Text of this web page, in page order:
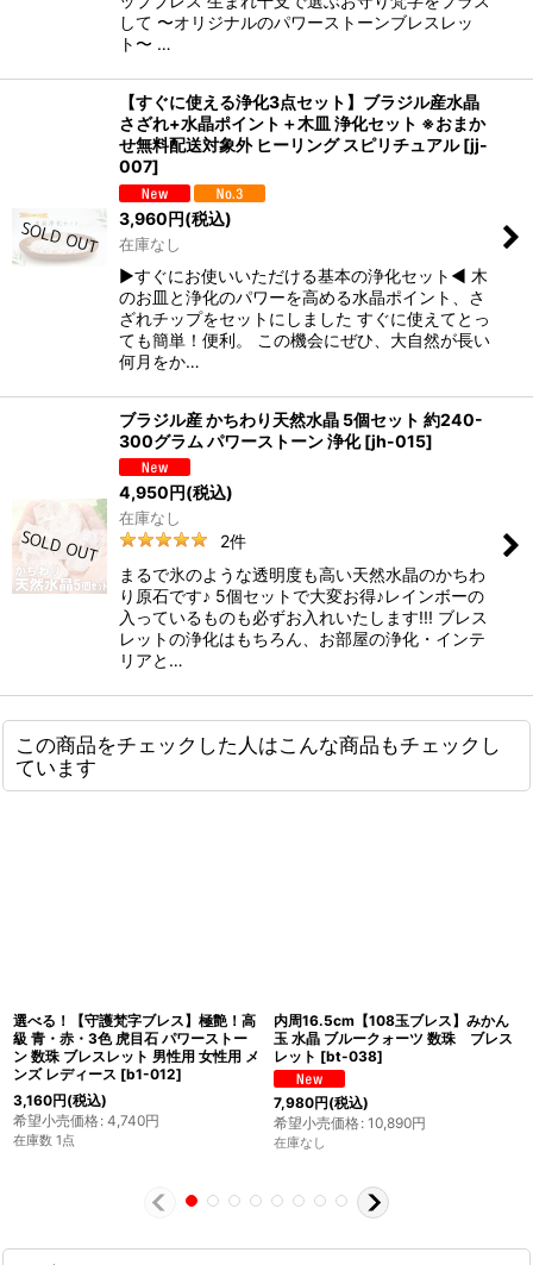
して 〜オリジナルのパワーストーンブレスレッ
ト〜 …
【すぐに使える浄化3点セット】ブラジル産水晶
さざれ+水晶ポイント＋木皿 浄化セット ※おまか
せ無料配送対象外 ヒーリング スピリチュアル [jj-
007]
3,960円(税込)
在庫なし
▶すぐにお使いいただける基本の浄化セット◀ 木
のお皿と浄化のパワーを高める水晶ポイント、さ
ざれチップをセットにしました すぐに使えてとっ
ても簡単！便利。 この機会にぜひ、大自然が長い
何月をか…
ブラジル産 かちわり天然水晶 5個セット 約240-
300グラム パワーストーン 浄化 [jh-015]
4,950円(税込)
在庫なし
2件
まるで氷のような透明度も高い天然水晶のかちわ
り原石です♪ 5個セットで大変お得♪レインボーの
入っているものも必ずお入れいたします!!! ブレス
レットの浄化はもちろん、お部屋の浄化・インテ
リアと…
この商品をチェックした人はこんな商品もチェックし
ています
選べる！【守護梵字ブレス】極艶！高
級 青・赤・3色 虎目石 パワーストー
ン 数珠 ブレスレット 男性用 女性用 メ
ンズ レディース [b1-012]
3,160円(税込)
希望小売価格: 4,740円
在庫数 1点
内周16.5cm【108玉ブレス】みかん
玉 水晶 ブルークォーツ 数珠 ブレス
レット [bt-038]
7,980円(税込)
希望小売価格: 10,890円
在庫なし